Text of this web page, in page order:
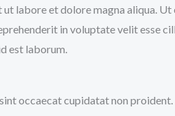
labore et dolore magna aliqua. Ut
in voluptate velit esse
est laborum.
occaecat cupidatat non proident.